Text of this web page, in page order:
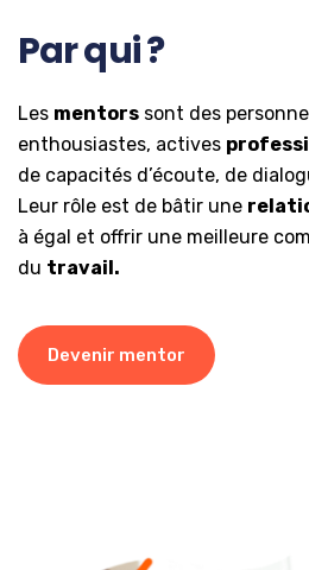
Par qui ?
Les mentors sont des
enthousiastes, actives
de capacités d’écoute, de
Leur rôle est de bâtir une
à égal et offrir une meilleure
du travail.
Devenir mentor